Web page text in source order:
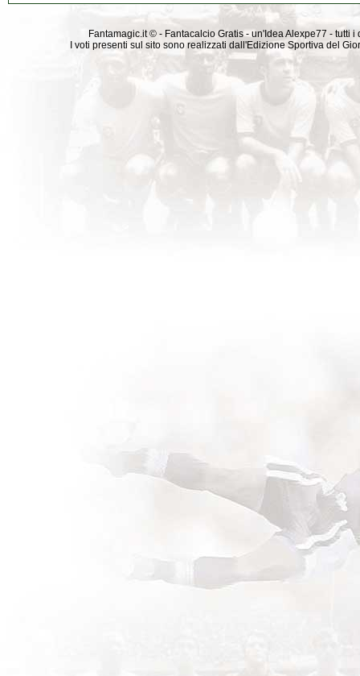
Fantamagic.it © - Fantacalcio Gratis - un'Idea Alexpe77 -
I voti presenti sul sito sono realizzati dall'Edizione Sportiva del